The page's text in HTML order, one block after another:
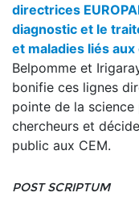
directrices
diagnostic et le
et maladies liés
Belpomme et
bonifie ces lignes
pointe de la
chercheurs et
public aux CEM.
POST SCRIPTUM